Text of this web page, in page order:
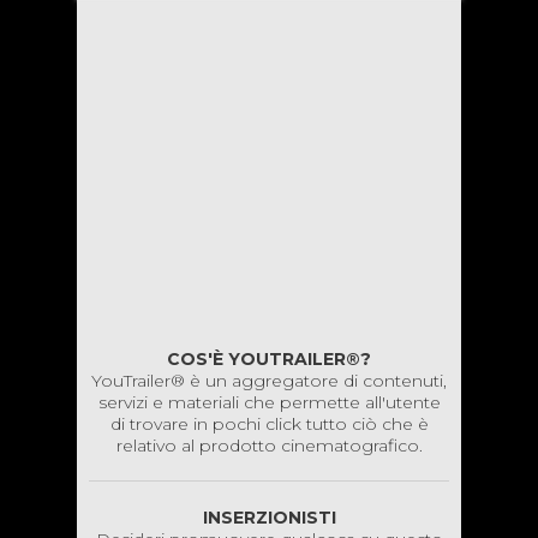
COS'È YOUTRAILER®?
YouTrailer® è un aggregatore di contenuti,
servizi e materiali che permette all'utente
di trovare in pochi click tutto ciò che è
relativo al prodotto cinematografico.
INSERZIONISTI